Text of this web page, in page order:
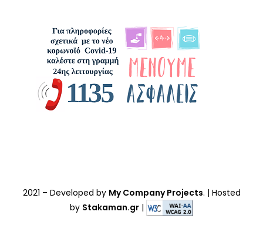
2021 – Developed by My Company Projects. | Hosted
by Stakaman.gr |